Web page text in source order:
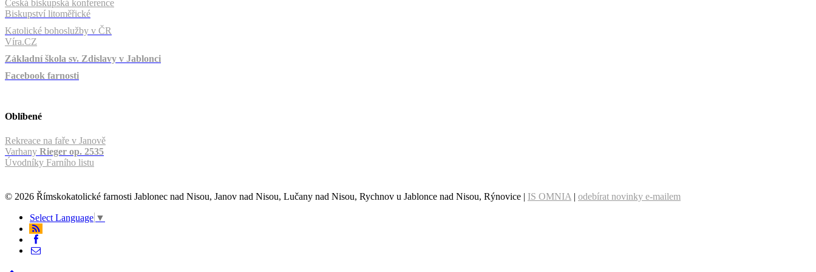
Česká biskupská konference
Biskupství litoměřické
Katolické bohoslužby v ČR
Víra.CZ
Základní škola sv. Zdislavy v Jablonci
Facebook farnosti
Oblíbené
Rekreace na faře v Janově
Varhany Rieger op. 2535
Úvodníky Farního listu
© 2026 Římskokatolické farnosti Jablonec nad Nisou, Janov nad Nisou, Lučany nad Nisou, Rychnov u Jablonce nad Nisou, Rýnovice | IS OMNIA | odebírat novinky e-mailem
Select Language ▼